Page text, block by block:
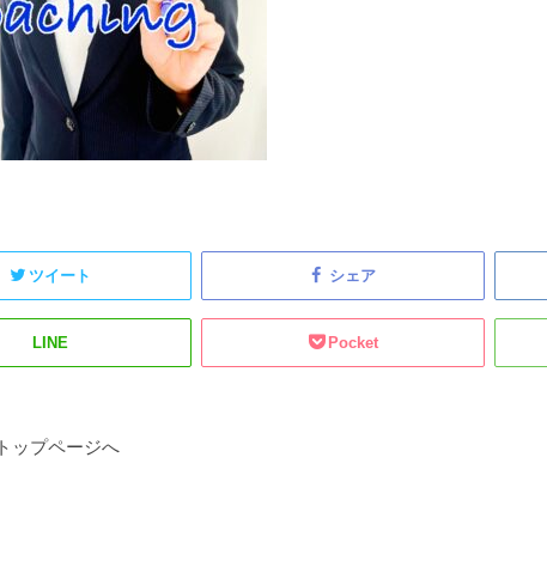
ツイート シェア
LINE Pocket
トップページへ